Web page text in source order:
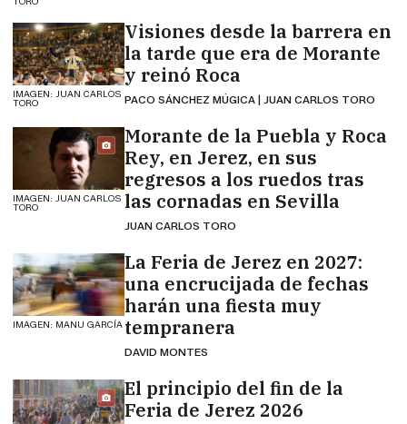
IMAGEN: JUAN CARLOS
TORO
Visiones desde la barrera en
la tarde que era de Morante
y reinó Roca
PACO SÁNCHEZ MÚGICA | JUAN CARLOS TORO
IMAGEN: JUAN CARLOS
TORO
Morante de la Puebla y Roca
Rey, en Jerez, en sus
regresos a los ruedos tras
las cornadas en Sevilla
JUAN CARLOS TORO
IMAGEN: MANU GARCÍA
La Feria de Jerez en 2027:
una encrucijada de fechas
harán una fiesta muy
tempranera
DAVID MONTES
El principio del fin de la
Feria de Jerez 2026